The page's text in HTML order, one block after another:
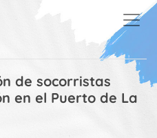
de socorristas
en el Puerto de La